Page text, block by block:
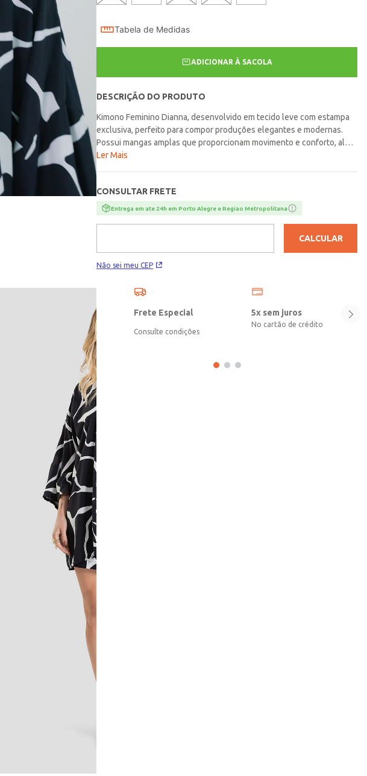
Tabela de Medidas
ADICIONAR À SACOLA
DESCRIÇÃO DO PRODUTO
Kimono Feminino Dianna, desenvolvido em tecido leve com estampa
exclusiva, perfeito para compor produções elegantes e modernas.
Possui mangas amplas que proporcionam movimento e conforto, além
de vista frontal pespontada, que valoriza o acabamento e adiciona um
torna a peça versátil e ideal para sobrepor diferentes looks com
estilo.
Ler Mais
CONSULTAR FRETE
Entrega em ate 24h em Porto Alegre e Regiao Metropolitana
Não sei meu CEP
CALCULAR
Frete Especial
Consulte condições
5x sem juros
No cartão de crédito